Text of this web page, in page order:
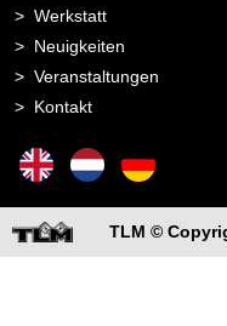
Werkstatt
Neuigkeiten
Veranstaltungen
Kontakt
TLM ©